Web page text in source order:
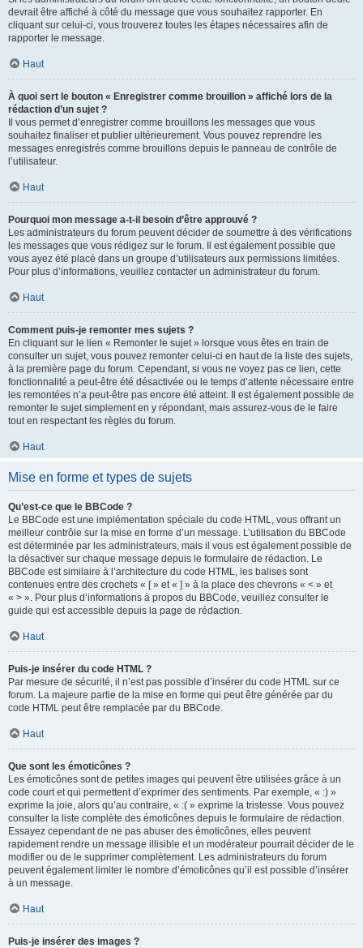
devrait être affiché à côté du message que vous souhaitez rapporter. En
cliquant sur celui-ci, vous trouverez toutes les étapes nécessaires afin de
rapporter le message.
Haut
À quoi sert le bouton « Enregistrer comme brouillon » affiché lors de la
rédaction d’un sujet ?
Il vous permet d’enregistrer comme brouillons les messages que vous
souhaitez finaliser et publier ultérieurement. Vous pouvez reprendre les
messages enregistrés comme brouillons depuis le panneau de contrôle de
l’utilisateur.
Haut
Pourquoi mon message a-t-il besoin d’être approuvé ?
Les administrateurs du forum peuvent décider de soumettre à des vérifications
les messages que vous rédigez sur le forum. Il est également possible que
vous ayez été placé dans un groupe d’utilisateurs aux permissions limitées.
Pour plus d’informations, veuillez contacter un administrateur du forum.
Haut
Comment puis-je remonter mes sujets ?
En cliquant sur le lien « Remonter le sujet » lorsque vous êtes en train de
consulter un sujet, vous pouvez remonter celui-ci en haut de la liste des sujets,
à la première page du forum. Cependant, si vous ne voyez pas ce lien, cette
fonctionnalité a peut-être été désactivée ou le temps d’attente nécessaire entre
les remontées n’a peut-être pas encore été atteint. Il est également possible de
remonter le sujet simplement en y répondant, mais assurez-vous de le faire
tout en respectant les règles du forum.
Haut
Mise en forme et types de sujets
Qu’est-ce que le BBCode ?
Le BBCode est une implémentation spéciale du code HTML, vous offrant un
meilleur contrôle sur la mise en forme d’un message. L’utilisation du BBCode
est déterminée par les administrateurs, mais il vous est également possible de
la désactiver sur chaque message depuis le formulaire de rédaction. Le
BBCode est similaire à l’architecture du code HTML, les balises sont
contenues entre des crochets « [ » et « ] » à la place des chevrons « < » et
« > ». Pour plus d’informations à propos du BBCode, veuillez consulter le
guide qui est accessible depuis la page de rédaction.
Haut
Puis-je insérer du code HTML ?
Par mesure de sécurité, il n’est pas possible d’insérer du code HTML sur ce
forum. La majeure partie de la mise en forme qui peut être générée par du
code HTML peut être remplacée par du BBCode.
Haut
Que sont les émoticônes ?
Les émoticônes sont de petites images qui peuvent être utilisées grâce à un
code court et qui permettent d’exprimer des sentiments. Par exemple, « :) »
exprime la joie, alors qu’au contraire, « :( » exprime la tristesse. Vous pouvez
consulter la liste complète des émoticônes depuis le formulaire de rédaction.
Essayez cependant de ne pas abuser des émoticônes, elles peuvent
rapidement rendre un message illisible et un modérateur pourrait décider de le
modifier ou de le supprimer complètement. Les administrateurs du forum
peuvent également limiter le nombre d’émoticônes qu’il est possible d’insérer
à un message.
Haut
Puis-je insérer des images ?